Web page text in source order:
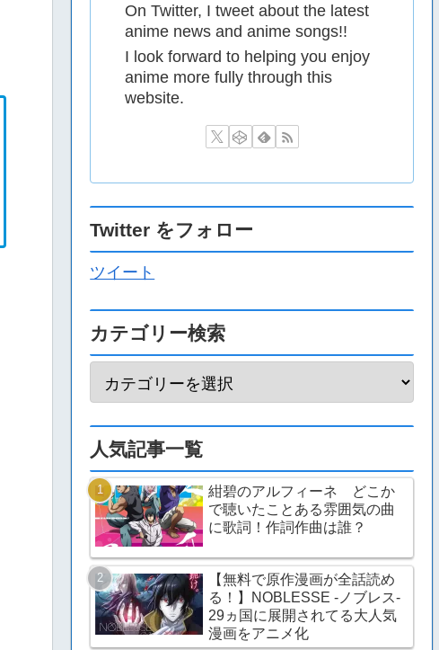
On Twitter, I tweet about the latest
anime news and anime songs!!
I look forward to helping you enjoy
anime more fully through this
website.
Twitter をフォロー
ツイート
カテゴリー検索
人気記事一覧
紺碧のアルフィーネ どこか
で聴いたことある雰囲気の曲
に歌詞！作詞作曲は誰？
【無料で原作漫画が全話読め
る！】NOBLESSE -ノブレス-
29ヵ国に展開されてる大人気
漫画をアニメ化